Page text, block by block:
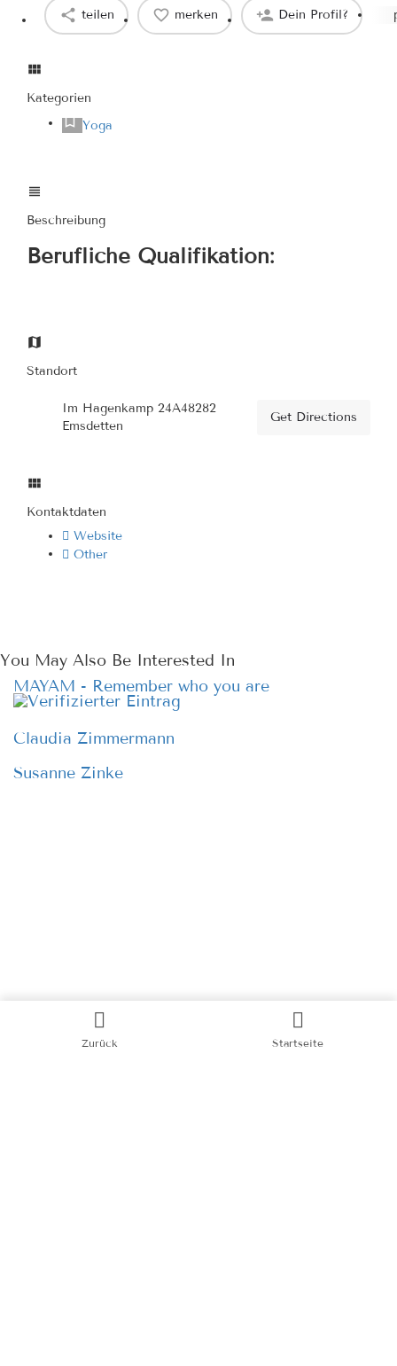
teilen merken Dein Profil?
Kategorien
Yoga
Beschreibung
Berufliche Qualifikation:
Standort
Im Hagenkamp 24A48282
Emsdetten
Get Directions
Kontaktdaten
Website
Other
You May Also Be Interested In
MAYAM - Remember who you are
Claudia Zimmermann
Susanne Zinke
Zurück Startseite